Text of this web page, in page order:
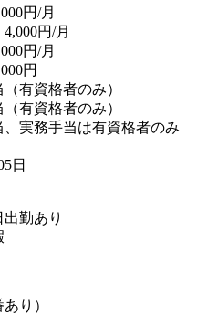
円/月
円/月
円/月
円
有資格者のみ）
有資格者のみ）
実務手当は有資格者のみ
日
勤あり
り）